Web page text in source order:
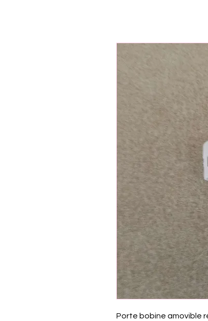
Porte bobine amovible